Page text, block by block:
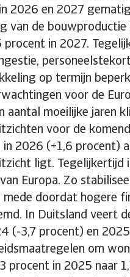
2026 en 2027
van de
procent in 2027.
op termijn
voor de
aantal moeilijke jaren
voor de
2026 (+1,6 procent)
ligt. Tegelijkertijd
Europa. Zo
mede doordat hogere
In Duitsland veert
(-3,7 procent) en
om
procent in 2025 naar